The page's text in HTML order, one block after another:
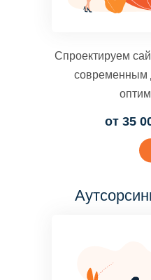
Спроектируем
современным
от 35